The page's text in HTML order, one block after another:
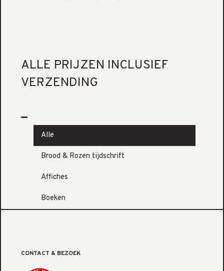
ALLE PRIJZEN INCLUSIEF
VERZENDING
Alle
Brood & Rozen tijdschrift
Affiches
Boeken
CONTACT & BEZOEK